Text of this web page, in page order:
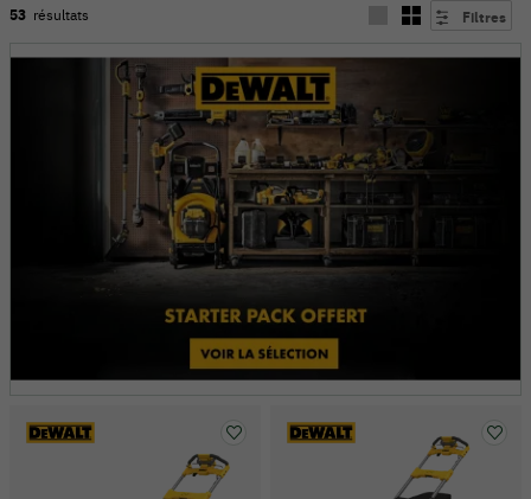
53 résultats Filtres